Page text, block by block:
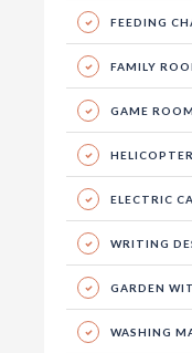
FEEDING
FAMILY
GAME ROOM
ELECTRIC
WRITING
GARDEN
WASHING